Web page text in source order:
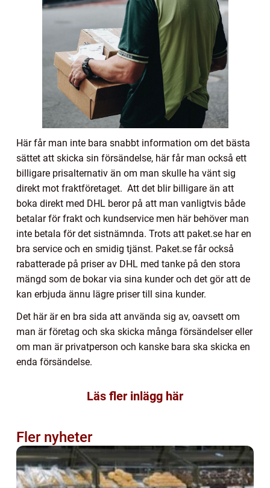
Här får man inte bara snabbt information om det bästa
sättet att skicka sin försändelse, här får man också ett
billigare prisalternativ än om man skulle ha vänt sig
direkt mot fraktföretaget. Att det blir billigare än att
boka direkt med DHL beror på att man vanligtvis både
betalar för frakt och kundservice men här behöver man
inte betala för det sistnämnda. Trots att paket.se har en
bra service och en smidig tjänst. Paket.se får också
rabatterade på priser av DHL med tanke på den stora
mängd som de bokar via sina kunder och det gör att de
kan erbjuda ännu lägre priser till sina kunder.
Det här är en bra sida att använda sig av, oavsett om
man är företag och ska skicka många försändelser eller
om man är privatperson och kanske bara ska skicka en
enda försändelse.
Läs fler inlägg här
Fler nyheter